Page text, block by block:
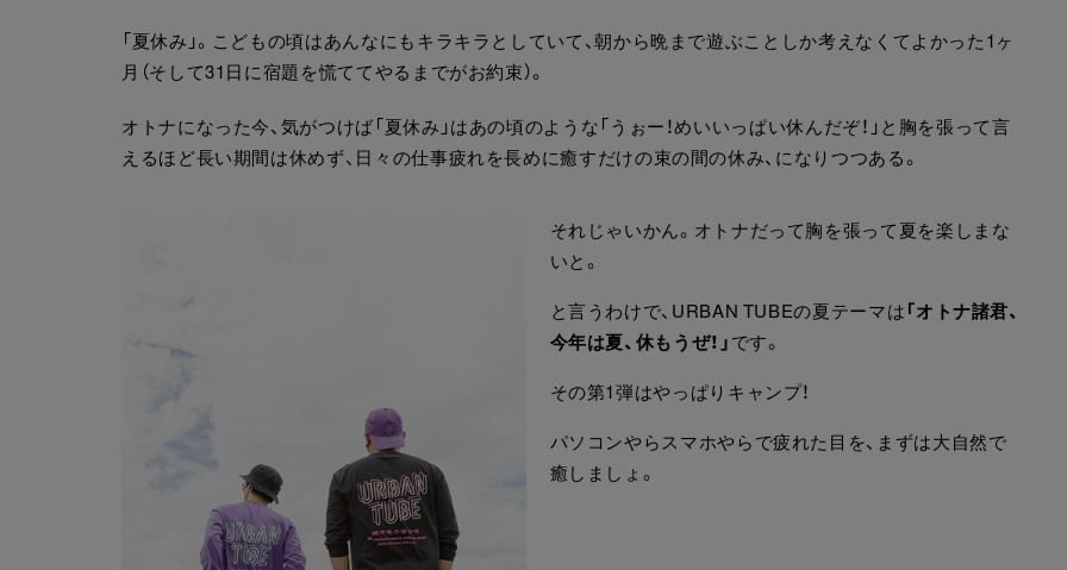
「夏休み」。こどもの頃はあんなにもキラキラとしていて、朝から晩まで遊ぶことしか考えなくてよかった1ヶ
月（そして31日に宿題を慌ててやるまでがお約束）。
オトナになった今、気がつけば「夏休み」はあの頃のような「うぉー！めいいっぱい休んだぞ！」と胸を張って言
えるほど長い期間は休めず、日々の仕事疲れを長めに癒すだけの束の間の休み、になりつつある。
それじゃいかん。オトナだって胸を張って夏を楽しまな
いと。
と言うわけで、URBAN TUBEの夏テーマは「オトナ諸君、
今年は夏、休もうぜ！」です。
その第1弾はやっぱりキャンプ！
パソコンやらスマホやらで疲れた目を、まずは大自然で
癒しましょ。